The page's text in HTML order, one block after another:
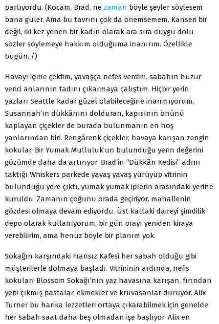
parlıyordu. (Kocam, Brad, ne zaman böyle şeyler söylesem
bana güler. Ama bu tavrını çok da önemsemem. Kanseri bir
değil, iki kez yenen bir kadın olarak ara sıra duygu dolu
sözler söylemeye hakkım olduğuma inanırım. Özellikle
bugün../)
Havayı içime çektim, yavaşça nefes verdim, sabahın huzur
verici anlarının tadını çıkarmaya çalıştım. Hiçbir yerin
yazları Seattle kadar güzel olabileceğine inanmıyorum.
Susannah’ın dükkânını dolduran, kapısının önünü
kaplayan çiçekler de burada bulunmanın en hoş
yanlarından biri. Rengârenk çiçekler, havaya karışan zengin
kokular, Bir Yumak Mutluluk’un bulunduğu yerin değerini
gözümde daha da artırıyor. Brad’in “Dükkân Kedisi” adını
taktığı Whiskers parkede yavaş yavaş yürüyüp vitrinin
bulunduğu yere çıktı, yumak yumak iplerin arasındaki yerine
kuruldu. Zamanın çoğunu orada geçiriyor, mahallenin
gözdesi olmaya devam ediyordu. Üst kattaki daireyi şimdilik
depo olarak kullanıyorum, bir gün orayı yeniden kiraya
verebilirim, ama henüz böyle bir planım yok.
Sokağın karşındaki Fransız Kafesi her sabah olduğu gibi
müşterilerle dolmaya başladı. Vitrininin ardında, nefis
kokuları Blossom Sokağı’nın yaz havasına karışan, fırından
yeni çıkmış pastalar, ekmekler ve kruvasanlar duruyor. Alix
Turner bu harika lezzetleri ortaya çıkarabilmek için genelde
her sabah saat daha beş olmadan işe başlıyor. Alix en